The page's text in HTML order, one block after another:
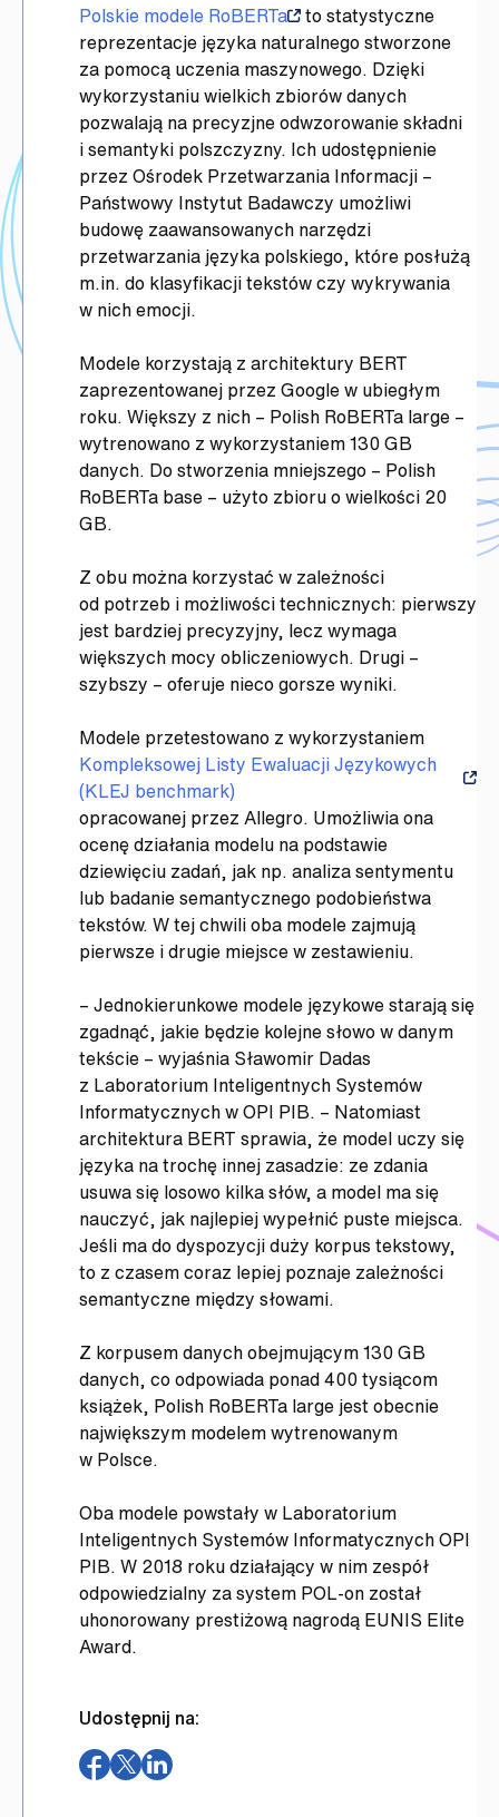
Polskie modele RoBERTa
to statystyczne
reprezentacje języka naturalnego stworzone
za pomocą uczenia maszynowego. Dzięki
wykorzystaniu wielkich zbiorów danych
pozwalają na precyzjne odwzorowanie składni
i semantyki polszczyzny. Ich udostępnienie
przez Ośrodek Przetwarzania Informacji –
Państwowy Instytut Badawczy umożliwi
budowę zaawansowanych narzędzi
przetwarzania języka polskiego, które posłużą
m.in. do klasyfikacji tekstów czy wykrywania
w nich emocji.
Modele korzystają z architektury BERT
zaprezentowanej przez Google w ubiegłym
roku. Większy z nich – Polish RoBERTa large –
wytrenowano z wykorzystaniem 130 GB
danych. Do stworzenia mniejszego – Polish
RoBERTa base – użyto zbioru o wielkości 20
GB.
Z obu można korzystać w zależności
od potrzeb i możliwości technicznych: pierwszy
jest bardziej precyzyjny, lecz wymaga
większych mocy obliczeniowych. Drugi –
szybszy – oferuje nieco gorsze wyniki.
Modele przetestowano z wykorzystaniem
Kompleksowej Listy Ewaluacji Językowych
(KLEJ benchmark)
opracowanej przez Allegro. Umożliwia ona
ocenę działania modelu na podstawie
dziewięciu zadań, jak np. analiza sentymentu
lub badanie semantycznego podobieństwa
tekstów. W tej chwili oba modele zajmują
pierwsze i drugie miejsce w zestawieniu.
– Jednokierunkowe modele językowe starają się
zgadnąć, jakie będzie kolejne słowo w danym
tekście – wyjaśnia Sławomir Dadas
z Laboratorium Inteligentnych Systemów
Informatycznych w OPI PIB. – Natomiast
architektura BERT sprawia, że model uczy się
języka na trochę innej zasadzie: ze zdania
usuwa się losowo kilka słów, a model ma się
nauczyć, jak najlepiej wypełnić puste miejsca.
Jeśli ma do dyspozycji duży korpus tekstowy,
to z czasem coraz lepiej poznaje zależności
semantyczne między słowami.
Z korpusem danych obejmującym 130 GB
danych, co odpowiada ponad 400 tysiącom
książek, Polish RoBERTa large jest obecnie
największym modelem wytrenowanym
w Polsce.
Oba modele powstały w Laboratorium
Inteligentnych Systemów Informatycznych OPI
PIB. W 2018 roku działający w nim zespół
odpowiedzialny za system POL-on został
uhonorowany prestiżową nagrodą EUNIS Elite
Award.
Udostępnij na:
(otwiera
(otwiera(otwiera